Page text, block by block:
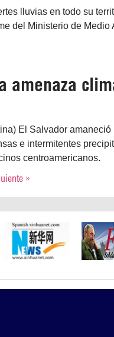
lluvias en todo su
del Ministerio de Medio
amenaza
El Salvador amaneció
e intermitentes
centroamericanos.
»